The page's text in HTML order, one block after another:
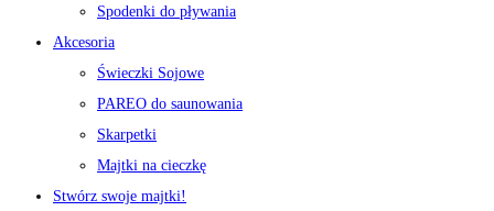
Spodenki do pływania
Akcesoria
Świeczki Sojowe
PAREO do saunowania
Skarpetki
Majtki na cieczkę
Stwórz swoje majtki!